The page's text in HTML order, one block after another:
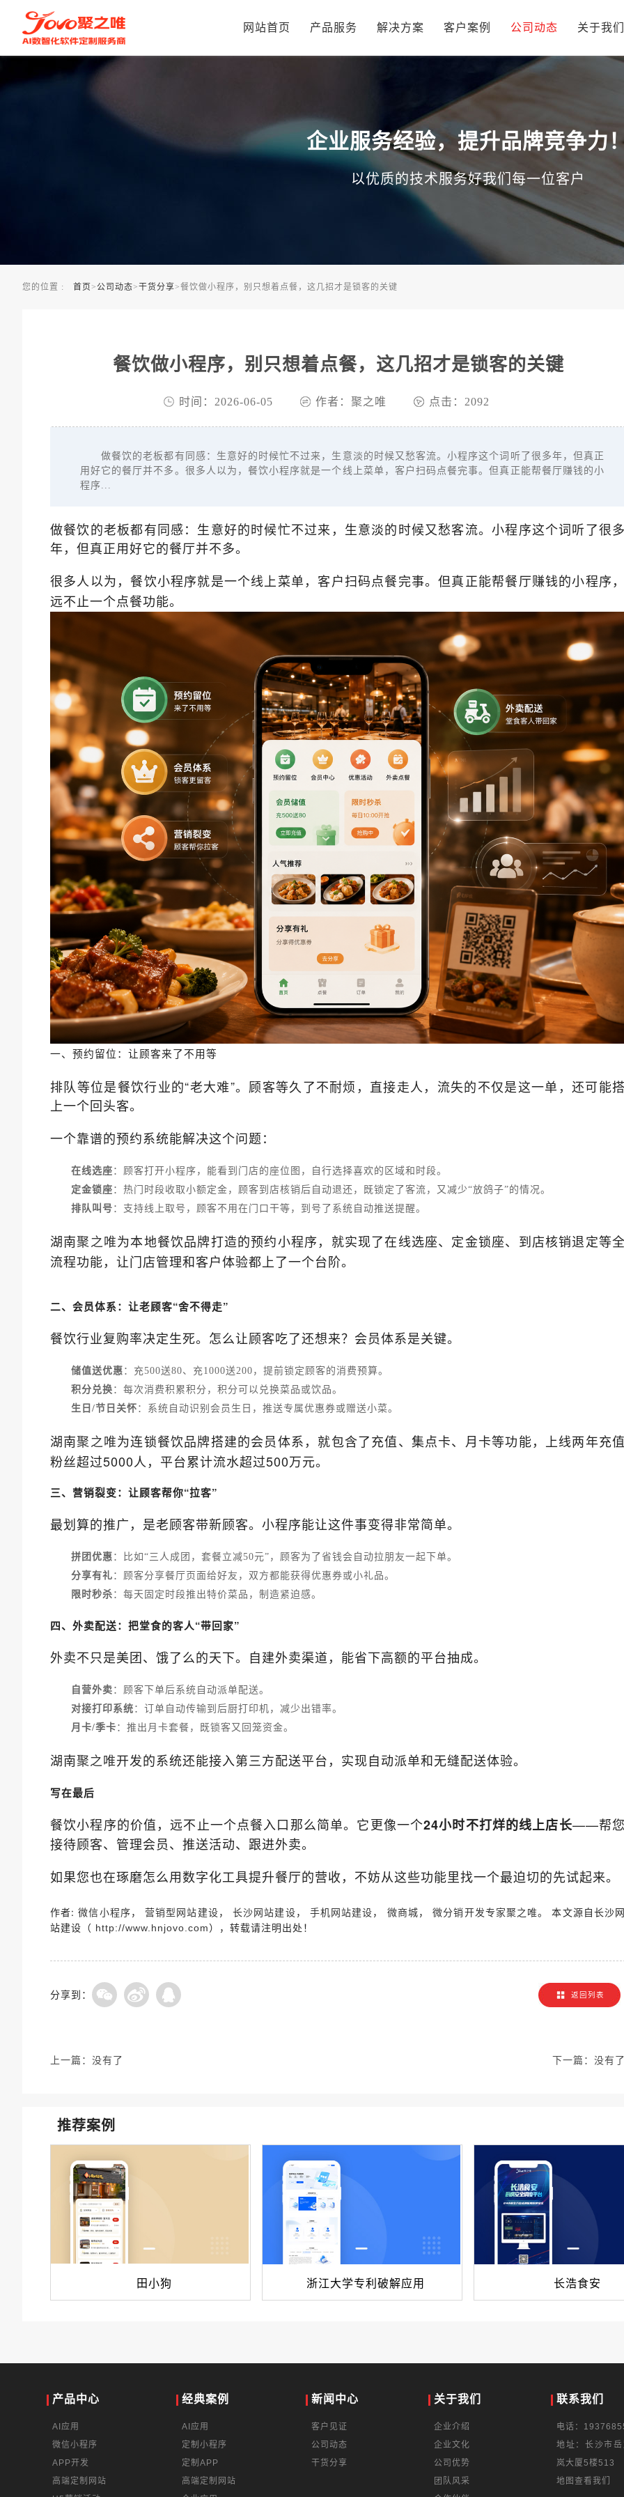
网站首页 产品服务 解决方案 客户案例 公司动态 关于我们
企业服务经验，提升品牌竞争力
以优质的技术服务好我们每一位客户
您的位置 : 首页>公司动态>干货分享>餐饮做小程序，别只想着点餐，这几招才是锁客的关键
餐饮做小程序，别只想着点餐，这几招才是锁客的关键
时间：2026-06-05 作者：聚之唯 点击：2092
做餐饮的老板都有同感：生意好的时候忙不过来，生意淡的时候又愁客流。小程序这个词听了很多年，但真正
用好它的餐厅并不多。很多人以为，餐饮小程序就是一个线上菜单，客户扫码点餐完事。但真正能帮餐厅赚钱的小
程序...
做餐饮的老板都有同感：生意好的时候忙不过来，生意淡的时候又愁客流。小程序这个词听了很
年，但真正用好它的餐厅并不多。
很多人以为，餐饮小程序就是一个线上菜单，客户扫码点餐完事。但真正能帮餐厅赚钱的小程序
远不止一个点餐功能。
一、预约留位：让顾客来了不用等
排队等位是餐饮行业的“老大难”。顾客等久了不耐烦，直接走人，流失的不仅是这一单，还可能
上一个回头客。
一个靠谱的预约系统能解决这个问题：
在线选座 ：顾客打开小程序，能看到门店的座位图，自行选择喜欢的区域和时段。
定金锁座 ：热门时段收取小额定金，顾客到店核销后自动退还，既锁定了客流，又减少“放鸽子”的情况。
排队叫号 ：支持线上取号，顾客不用在门口干等，到号了系统自动推送提醒。
湖南聚之唯为本地餐饮品牌打造的预约小程序，就实现了在线选座、定金锁座、到店核销退定等
流程功能，让门店管理和客户体验都上了一个台阶。
二、会员体系：让老顾客“舍不得走”
餐饮行业复购率决定生死。怎么让顾客吃了还想来？会员体系是关键。
储值送优惠 ：充500送80、充1000送200，提前锁定顾客的消费预算。
积分兑换 ：每次消费积累积分，积分可以兑换菜品或饮品。
生日/节日关怀 ：系统自动识别会员生日，推送专属优惠券或赠送小菜。
湖南聚之唯为连锁餐饮品牌搭建的会员体系，就包含了充值、集点卡、月卡等功能，上线两年充
粉丝超过5000人，平台累计流水超过500万元。
三、营销裂变：让顾客帮你“拉客”
最划算的推广，是老顾客带新顾客。小程序能让这件事变得非常简单。
拼团优惠 ：比如“三人成团，套餐立减50元”，顾客为了省钱会自动拉朋友一起下单。
分享有礼 ：顾客分享餐厅页面给好友，双方都能获得优惠券或小礼品。
限时秒杀 ：每天固定时段推出特价菜品，制造紧迫感。
四、外卖配送：把堂食的客人“带回家”
外卖不只是美团、饿了么的天下。自建外卖渠道，能省下高额的平台抽成。
自营外卖 ：顾客下单后系统自动派单配送。
对接打印系统 ：订单自动传输到后厨打印机，减少出错率。
月卡/季卡 ：推出月卡套餐，既锁客又回笼资金。
湖南聚之唯开发的系统还能接入第三方配送平台，实现自动派单和无缝配送体验。
写在最后
餐饮小程序的价值，远不止一个点餐入口那么简单。它更像一个24小时不打烊的线上店长——帮
接待顾客、管理会员、推送活动、跟进外卖。
如果您也在琢磨怎么用数字化工具提升餐厅的营收，不妨从这些功能里找一个最迫切的先试起来。
作者:微信小程序，营销型网站建设，长沙网站建设， 手机网站建设， 微商城，微分销开发专家聚之唯。 本文源自长沙
站建设（ http://www.hnjovo.com），转载请注明出处！
分享到： 返回列表
上一篇： 没有了 下一篇： 没有
推荐案例
田小狗 浙江大学专利破解应用 长浩食安
产品中心
AI应用
微信小程序
APP开发
高端定制网站
经典案例
AI应用
定制小程序
定制APP
高端定制网站
新闻中心
客户见证
公司动态
干货分享
关于我们
企业介绍
企业文化
公司优势
团队风采
联系我们
电话：
地址：长沙市
岚大厦5楼513
地图查看我们